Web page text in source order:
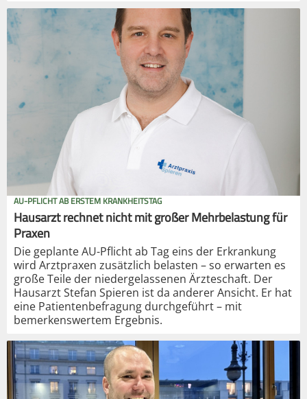
AU-PFLICHT AB ERSTEM KRANKHEITSTAG
Hausarzt rechnet nicht mit großer Mehrbelastung für
Praxen
Die geplante AU-Pflicht ab Tag eins der Erkrankung
wird Arztpraxen zusätzlich belasten – so erwarten es
große Teile der niedergelassenen Ärzteschaft. Der
Hausarzt Stefan Spieren ist da anderer Ansicht. Er hat
eine Patientenbefragung durchgeführt – mit
bemerkenswertem Ergebnis.